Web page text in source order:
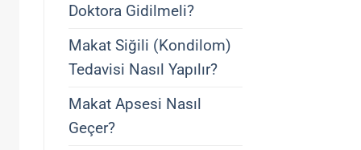
Doktora Gidilmeli?
Makat Siğili (Kondilom)
Tedavisi Nasıl Yapılır?
Makat Apsesi Nasıl
Geçer?